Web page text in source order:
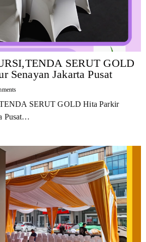
SERUT GOLD
Senayan Jakarta Pusat
SERUT GOLD Hita Parkir
Pusat…